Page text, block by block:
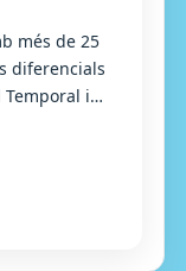
més de 25
diferencials
Temporal i